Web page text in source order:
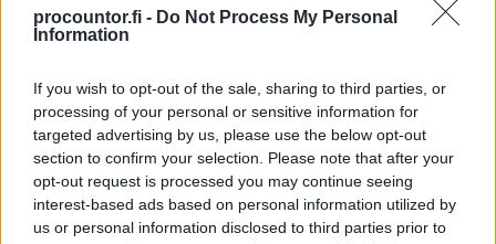
procountor.fi - Do Not Process My Personal
Information
If you wish to opt-out of the sale, sharing to third parties, or
processing of your personal or sensitive information for
targeted advertising by us, please use the below opt-out
section to confirm your selection. Please note that after your
opt-out request is processed you may continue seeing
interest-based ads based on personal information utilized by
us or personal information disclosed to third parties prior to
työelämään joustavuutta.
työaikoihin ja työn suunnitteluun lisää työn
mielekkyyttä ja
hyvinvointia. Työhyvinvointi parantaa
tutkitusti myös tuottavuutta”,muistuttaa
Työterveyslaitoksen tiimipäällikkö ja
erikoistutkija Seppo Tuomivaara . Hän toteaa,